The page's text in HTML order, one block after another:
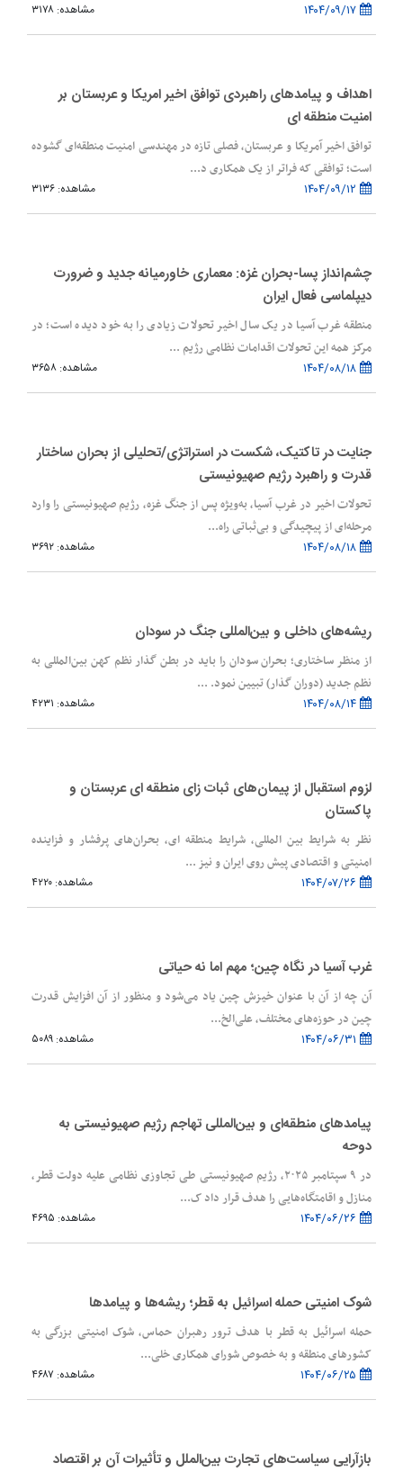
مشاهده: ۳۱۷۸
اهداف و پیامدهای راهبردی توافق اخیر امریکا و عربستان بر
امنیت منطقه ای
توافق اخیر آمریکا و عربستان، فصلی تازه در مهندسی امنیت منطقه‌ای گشوده
است؛ توافقی که فراتر از یک همکاری د...
مشاهده: ۳۱۳۶
چشم‌انداز پسا-بحران غزه: معماری خاورمیانه جدید و ضرورت
دیپلماسی فعال ایران
منطقه غرب آسیا در یک سال اخیر تحولات زیادی را به خود دیده است؛ در
مرکز همه این تحولات اقدامات نظامی رژیم ...
مشاهده: ۳۶۵۸
جنایت در تاکتیک، شکست در استراتژی/تحلیلی از بحران ساختار
قدرت و راهبرد رژیم صهیونیستی
تحولات اخیر در غرب آسیا، به‌ویژه پس از جنگ غزه، رژیم صهیونیستی را وارد
مرحله‌ای از پیچیدگی و بی‌ثباتی راه...
مشاهده: ۳۶۹۲
ریشه‌های داخلی و بین‌المللی جنگ در سودان
از منظر ساختاری؛ بحران سودان را باید در بطن گذار نظم کهن بین‌المللی به
نظم جدید (دوران گذار) تبیین نمود. ...
مشاهده: ۴۲۳۱
لزوم استقبال از پیمان‌های ثبات زای منطقه ای عربستان و
پاکستان
نظر به شرایط بین المللی، شرایط منطقه ای، بحران‌های پرفشار و فزاینده
امنیتی و اقتصادی پیش روی ایران و نیز ...
مشاهده: ۴۲۲۰
غرب آسیا در نگاه چین؛ مهم اما نه حیاتی
آ‌‌ن چه‌ از آن با عنوان خیزش چین‌ یاد می‌شود و منظور از آن افزایش‌ قدرت
چین‌ در حوزه‌های‌ مختلف‌، علی‌الخ...
مشاهده: ۵۰۸۹
پیامدهای منطقه‌ای و بین‌المللی تهاجم رژیم صهیونیستی به
دوحه
در ۹ سپتامبر ۲۰۲۵، رژیم صهیونیستی طی تجاوزی نظامی علیه دولت قطر،‌
منازل و اقامتگاه‌هایی را هدف قرار داد ک...
مشاهده: ۴۶۹۵
شوک امنیتی حمله اسرائیل به قطر؛ ریشه‌ها و پیامدها
حمله اسرائیل به قطر با هدف ترور رهبران حماس، شوک امنیتی بزرگی به
کشورهای منطقه و به خصوص شورای همکاری خلی...
مشاهده: ۴۶۸۷
بازآرایی سیاست‌های تجارت بین‌الملل و تأثیرات آن بر اقتصاد